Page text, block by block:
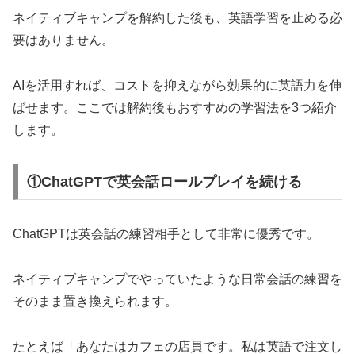
ネイティブキャンプを解約した後も、英語学習を止める必
要はありません。
AIを活用すれば、コストを抑えながら効果的に英語力を伸
ばせます。ここでは解約後もおすすめの学習法を3つ紹介
します。
①ChatGPTで英会話ロールプレイを続ける
ChatGPTは英会話の練習相手として非常に優秀です。
ネイティブキャンプでやっていたような日常会話の練習を
そのまま置き換えられます。
たとえば「あなたはカフェの店員です。私は英語で注文し